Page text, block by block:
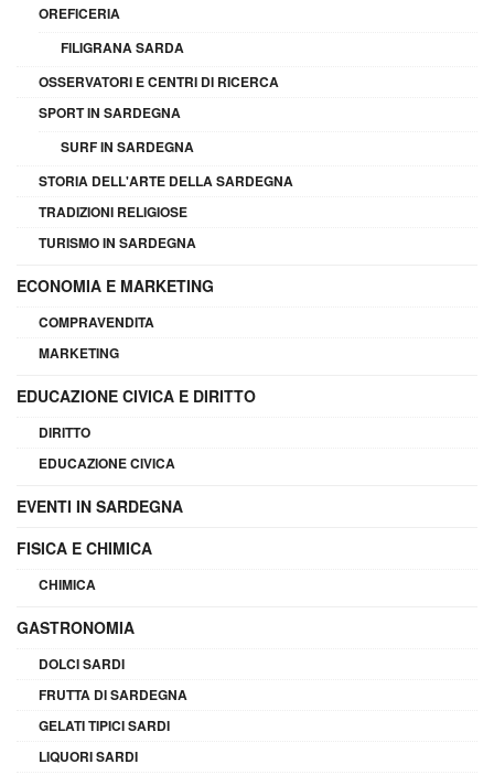
OREFICERIA
FILIGRANA SARDA
OSSERVATORI E CENTRI DI RICERCA
SPORT IN SARDEGNA
SURF IN SARDEGNA
STORIA DELL'ARTE DELLA SARDEGNA
TRADIZIONI RELIGIOSE
TURISMO IN SARDEGNA
ECONOMIA E MARKETING
COMPRAVENDITA
MARKETING
EDUCAZIONE CIVICA E DIRITTO
DIRITTO
EDUCAZIONE CIVICA
EVENTI IN SARDEGNA
FISICA E CHIMICA
CHIMICA
GASTRONOMIA
DOLCI SARDI
FRUTTA DI SARDEGNA
GELATI TIPICI SARDI
LIQUORI SARDI